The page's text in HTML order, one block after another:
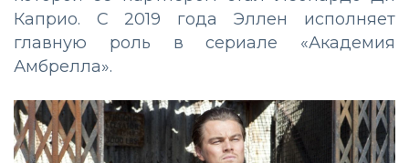
Каприо. С 2019 года Эллен исполняет
главную роль в сериале «Академия
Амбрелла».